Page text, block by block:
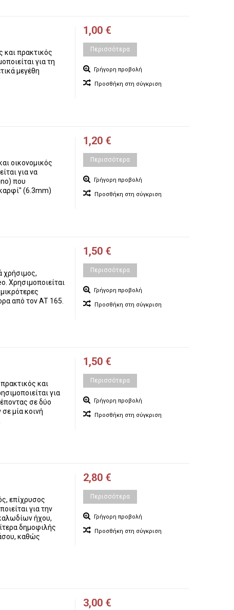
και πρακτικός
για τη
μεγέθη
1,00 €
Περισσότερα
Γρήγορη προβολή
Προσθήκη στη σύγκριση
οικονομικός
για να
που
(6.3mm)
1,20 €
Περισσότερα
Γρήγορη προβολή
Προσθήκη στη σύγκριση
χρήσιμος,
Χρησιμοποιείται
από τον AT 165.
1,50 €
Περισσότερα
Γρήγορη προβολή
Προσθήκη στη σύγκριση
και
για
σε δύο
μία κοινή
1,50 €
Περισσότερα
Γρήγορη προβολή
Προσθήκη στη σύγκριση
επίχρυσος
για την
ήχου,
δημοφιλής
καθώς
2,80 €
Περισσότερα
Γρήγορη προβολή
Προσθήκη στη σύγκριση
3,00 €